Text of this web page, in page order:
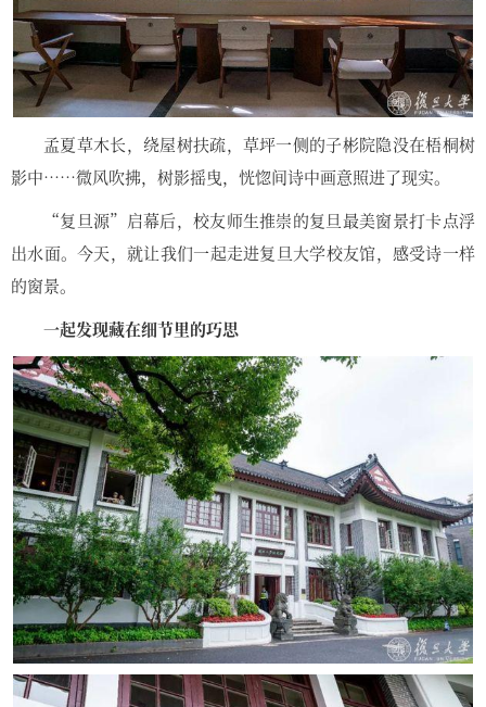
孟夏草木长，绕屋树扶疏，草坪一侧的子彬院隐没在梧桐树
影中……微风吹拂，树影摇曳，恍惚间诗中画意照进了现实。
“复旦源”启幕后，校友师生推崇的复旦最美窗景打卡点浮
出水面。今天，就让我们一起走进复旦大学校友馆，感受诗一样
的窗景。
一起发现藏在细节里的巧思